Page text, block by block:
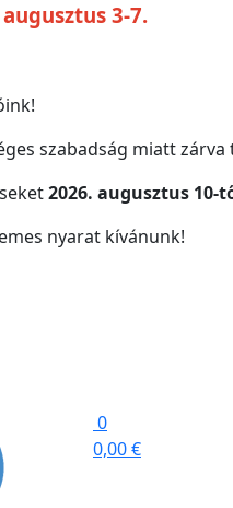
3-7.
szabadság miatt zárva
2026. augusztus 10-
nyarat kívánunk!
0
0,00 €